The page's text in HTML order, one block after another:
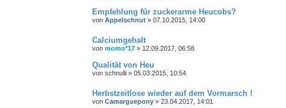
Empfehlung für zuckerarme Heucobs?
von Appelschnut » 07.10.2015, 14:00
Calciumgehalt
von momo*17 » 12.09.2017, 06:58
Qualität von Heu
von schnulli » 05.03.2015, 10:54
Herbstzeitlose wieder auf dem Vormarsch !
von Camarguepony » 23.04.2017, 14:01